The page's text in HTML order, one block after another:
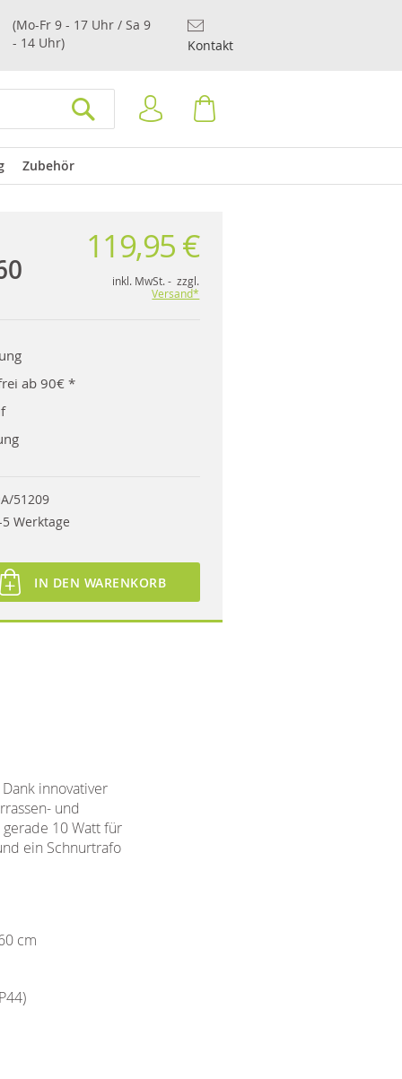
(Mo-Fr 9 - 17 Uhr / Sa 9
- 14 Uhr)
Kontakt
Anmelden
Zubehör
119,95 €
inkl. MwSt. - zzgl.
Versand*
ab 90€ *
51209
Werktage
IN DEN WARENKORB
innovativer
und
10 Watt für
ein Schnurtrafo
cm